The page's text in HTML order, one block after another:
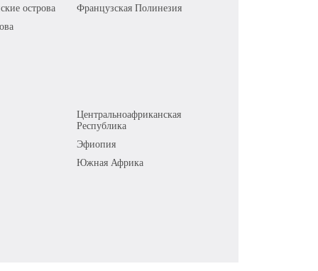
острова
Французская Полинезия
Центральноафриканская
Республика
Эфиопия
Южная Африка